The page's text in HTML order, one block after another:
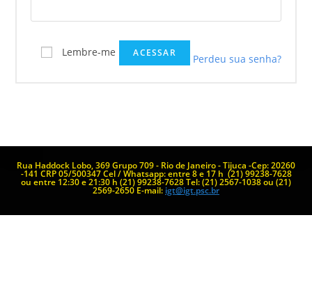
Lembre-me ACESSAR Perdeu sua senha?
Rua Haddock Lobo, 369 Grupo 709 - Rio de Janeiro - Tijuca -Cep: 20260
-141 CRP 05/500347 Cel / Whatsapp: entre 8 e 17 h (21) 99238-7628
ou entre 12:30 e 21:30 h (21) 99238-7628Tel: (21) 2567-1038 ou (21)
2569-2650 E-mail: igt@igt.psc.br